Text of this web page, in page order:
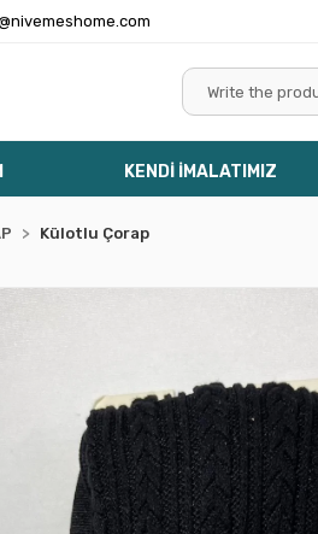
KENDİ İMALATIMIZ
Külotlu Çorap